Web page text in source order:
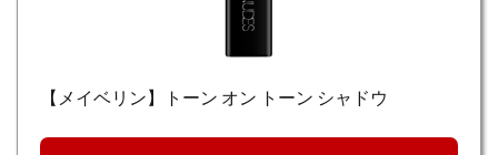
【メイベリン】トーン オン トーン シャドウ